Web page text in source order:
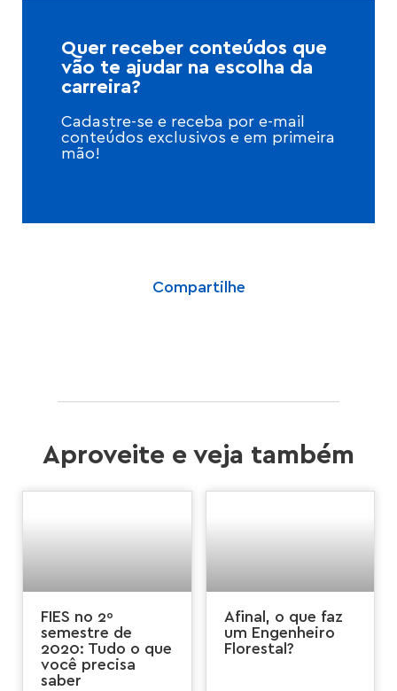
Quer receber conteúdos que
vão te ajudar na escolha da
carreira?
Cadastre-se e receba por e-mail
conteúdos exclusivos e em primeira
mão!
Compartilhe
Aproveite e veja também
FIES no 2º
semestre de
2020: Tudo o que
você precisa
saber
Afinal, o que faz
um Engenheiro
Florestal?